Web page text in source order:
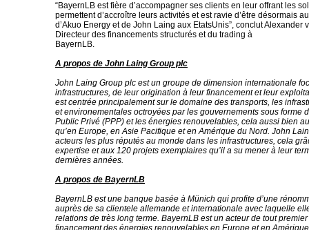
“BayernLB est fière d’accompagner ses clients en leur offrant les
permettent d’accroître leurs activités et est ravie d’être désormais
d’Akuo Energy et de John Laing aux EtatsUnis”, conclut Alexander
Directeur des financements structurés et du trading à
BayernLB.
A propos de John Laing Group plc
John Laing Group plc est un groupe de dimension internationale
infrastructures, de leur origination à leur financement et leur
est centrée principalement sur le domaine des transports, les
et environementales octroyées par les gouvernements sous forme
Public Privé (PPP) et les énergies renouvelables, cela aussi bien
qu’en Europe, en Asie Pacifique et en Amérique du Nord. John
acteurs les plus réputés au monde dans les infrastructures, cela
expertise et aux 120 projets exemplaires qu’il a su mener à leur
dernières années.
A propos de BayernLB
BayernLB est une banque basée à Münich qui profite d’une
auprès de sa clientele allemande et internationale avec laquelle
relations de très long terme. BayernLB est un acteur de tout
financement des énergies renouvelables en Europe et en